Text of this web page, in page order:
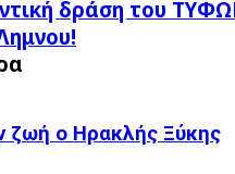
δράση του
ζωή o Ηρακλής Ξύκης